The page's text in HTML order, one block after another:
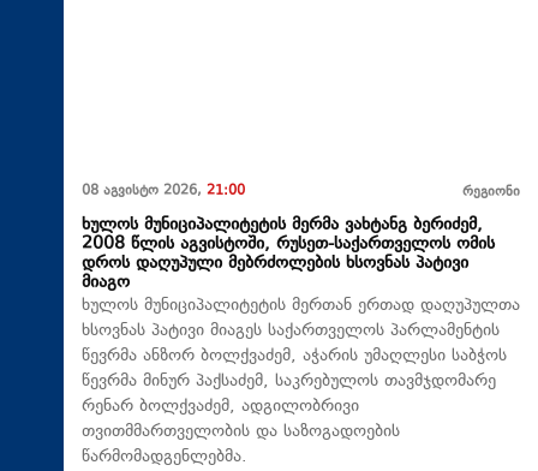
08 აგვისტო 2026, 21:00 რეგიონი
ხულოს მუნიციპალიტეტის მერმა ვახტანგ ბერიძემ,
2008 წლის აგვისტოში, რუსეთ-საქართველოს ომის
დროს დაღუპული მებრძოლების ხსოვნას პატივი
მიაგო
ხულოს მუნიციპალიტეტის მერთან ერთად დაღუპულთა
ხსოვნას პატივი მიაგეს საქართველოს პარლამენტის
წევრმა ანზორ ბოლქვაძემ, აჭარის უმაღლესი საბჭოს
წევრმა მინურ პაქსაძემ, საკრებულოს თავმჯდომარე
რენარ ბოლქვაძემ, ადგილობრივი
თვითმმართველობის და საზოგადოების
წარმომადგენლებმა.